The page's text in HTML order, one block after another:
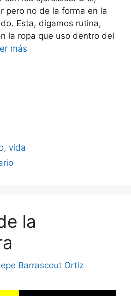
pero no de la forma en la
Esta, digamos rutina,
la ropa que uso dentro del
más
,vida
la
Barrascout Ortiz